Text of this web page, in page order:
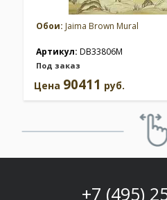
Обои: Jaima Brown Mural
Артикул: DB33806M
Под заказ
Цена 90411 руб.
+7 (495)